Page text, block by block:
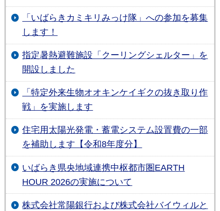
「いばらきカミキリみっけ隊」への参加を募集
します！
指定暑熱避難施設「クーリングシェルター」を
開設しました
「特定外来生物オオキンケイギクの抜き取り作
戦」を実施します
住宅用太陽光発電・蓄電システム設置費の一部
を補助します【令和8年度分】
いばらき県央地域連携中枢都市圏EARTH
HOUR 2026の実施について
株式会社常陽銀行および株式会社バイウィルと